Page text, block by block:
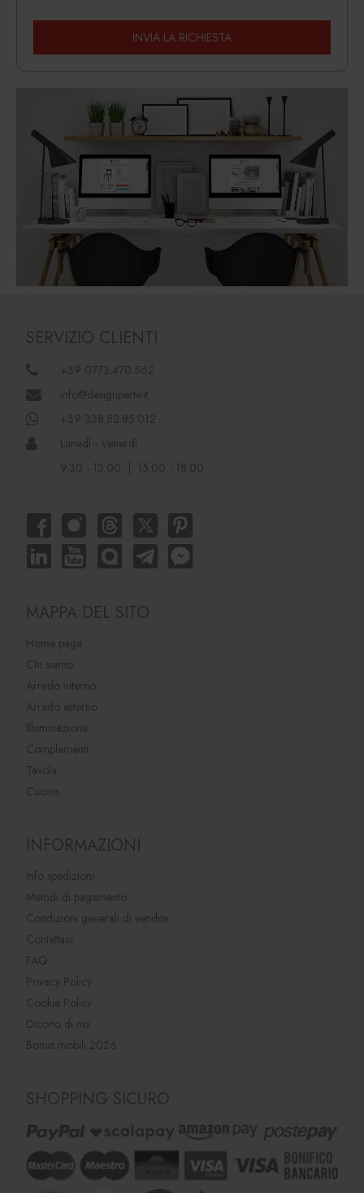
INVIA LA RICHIESTA
SERVIZIO CLIENTI
+39 0773.470.562
info@designperte.it
+39 338.82.85.012
Lunedì - Venerdì
9.30 - 13.00 | 15.00 - 18.00
MAPPA DEL SITO
Home page
Chi siamo
Arredo interno
Arredo esterno
Illuminazione
Complementi
Tavola
Cucina
INFORMAZIONI
Info spedizioni
Metodi di pagamento
Condizioni generali di vendita
Contattaci
FAQ
Privacy Policy
Cookie Policy
Dicono di noi
Bonus mobili 2026
SHOPPING SICURO